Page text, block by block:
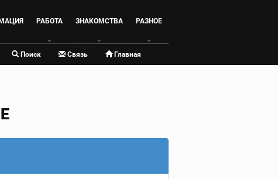
РАБОТА ЗНАКОМСТВА РАЗНОЕ
Поиск Связь Главная